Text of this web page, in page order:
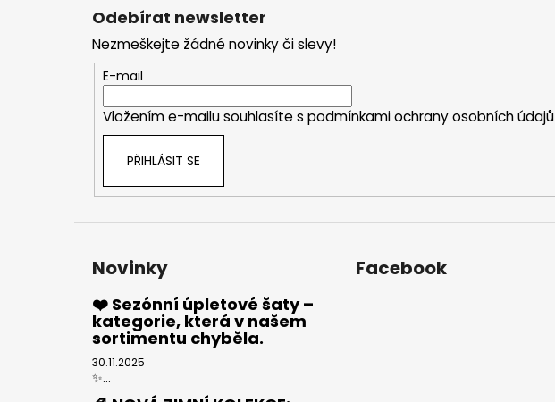
Odebírat newsletter
Nezmeškejte žádné novinky či slevy!
E-mail
Vložením e-mailu souhlasíte s podmínkami ochrany osobních údajů
PŘIHLÁSIT SE
Novinky
❤️ Sezónní úpletové šaty –
kategorie, která v našem
sortimentu chyběla.
30.11.2025
✨...
Facebook